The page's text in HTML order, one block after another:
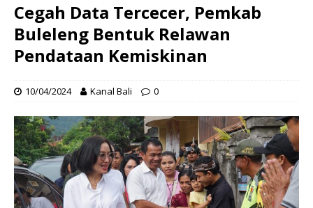
Cegah Data Tercecer, Pemkab
Buleleng Bentuk Relawan
Pendataan Kemiskinan
10/04/2024 Kanal Bali 0